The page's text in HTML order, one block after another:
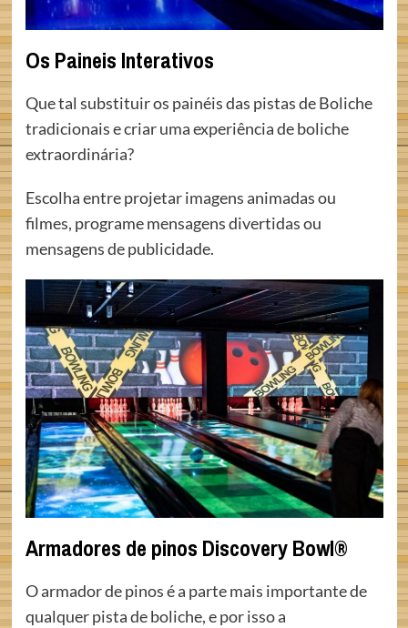
Os Paineis Interativos
Que tal substituir os painéis das pistas de Boliche
tradicionais e criar uma experiência de boliche
extraordinária?
Escolha entre projetar imagens animadas ou
filmes, programe mensagens divertidas ou
mensagens de publicidade.
Armadores de pinos Discovery Bowl®
O armador de pinos é a parte mais importante de
qualquer pista de boliche, e por isso a